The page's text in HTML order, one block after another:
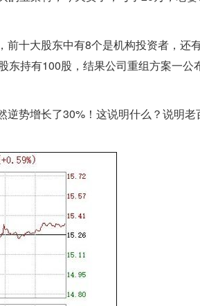
十大股东中有8个是机构投资者，还
东持有100股，结果公司重组方案一公
势增长了30%！这说明什么？说明老